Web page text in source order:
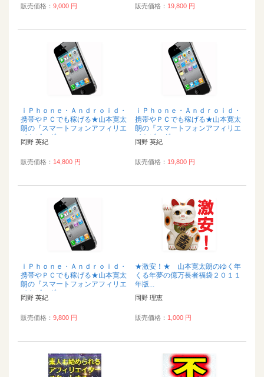
販売価格： 9,000 円 販売価格： 19,800 円
ｉＰｈｏｎｅ・Ａｎｄｒｏｉｄ・
携帯やＰＣでも稼げる★山本寛太
朗の『スマートフォンアフィリエ
イトビルダー』...
岡野 英紀
販売価格： 14,800 円
ｉＰｈｏｎｅ・Ａｎｄｒｏｉｄ・
携帯やＰＣでも稼げる★山本寛太
朗の『スマートフォンアフィリエ
イトビルダー』...
岡野 英紀
販売価格： 19,800 円
ｉＰｈｏｎｅ・Ａｎｄｒｏｉｄ・
携帯やＰＣでも稼げる★山本寛太
朗の『スマートフォンアフィリエ
イトビルダー』...
岡野 英紀
販売価格： 9,800 円
★激安！★ 山本寛太朗のゆく年
くる年夢の億万長者福袋２０１１
年版...
岡野 理恵
販売価格： 1,000 円